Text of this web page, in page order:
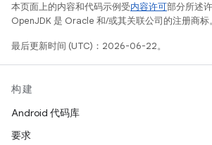
本页面上的内容和代码示例受内容许可部分所述
OpenJDK 是 Oracle 和/或其关联公司的注册商标。
最后更新时间 (UTC)：2026-06-22。
构建
Android 代码库
要求